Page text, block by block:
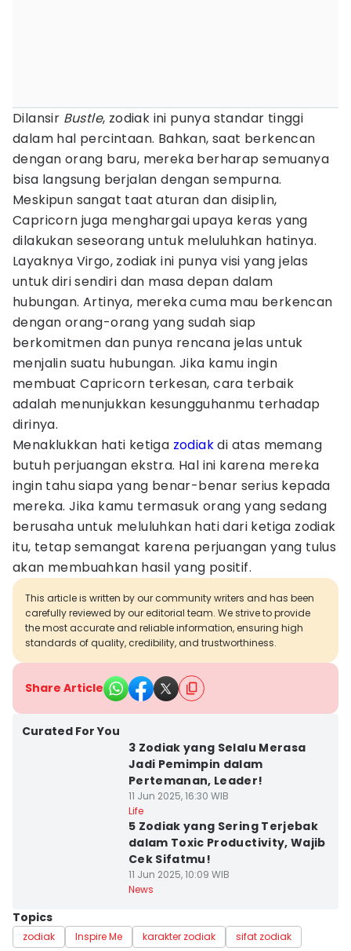
Dilansir Bustle, zodiak ini punya standar tinggi
dalam hal percintaan. Bahkan, saat berkencan
dengan orang baru, mereka berharap semuanya
bisa langsung berjalan dengan sempurna.
Meskipun sangat taat aturan dan disiplin,
Capricorn juga menghargai upaya keras yang
dilakukan seseorang untuk meluluhkan hatinya.
Layaknya Virgo, zodiak ini punya visi yang jelas
untuk diri sendiri dan masa depan dalam
hubungan. Artinya, mereka cuma mau berkencan
dengan orang-orang yang sudah siap
berkomitmen dan punya rencana jelas untuk
menjalin suatu hubungan. Jika kamu ingin
membuat Capricorn terkesan, cara terbaik
adalah menunjukkan kesungguhanmu terhadap
dirinya.
Menaklukkan hati ketiga zodiakdi atas memang
butuh perjuangan ekstra. Hal ini karena mereka
ingin tahu siapa yang benar-benar serius kepada
mereka. Jika kamu termasuk orang yang sedang
berusaha untuk meluluhkan hati dari ketiga zodiak
itu, tetap semangat karena perjuangan yang tulus
akan membuahkan hasil yang positif.
This article is written by our community writers and has been
carefully reviewed by our editorial team. We strive to provide
the most accurate and reliable information, ensuring high
standards of quality, credibility, and trustworthiness.
Share Article
Curated For You
3 Zodiak yang Selalu Merasa
Jadi Pemimpin dalam
Pertemanan, Leader!
11 Jun 2025, 16:30 WIB
Life
5 Zodiak yang Sering Terjebak
dalam Toxic Productivity, Wajib
Cek Sifatmu!
11 Jun 2025, 10:09 WIB
News
Topics
zodiak Inspire Me karakter zodiak sifat zodiak